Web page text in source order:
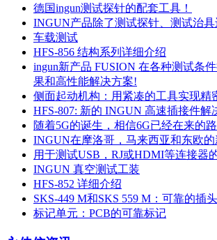
德国ingun测试探针的配套工具！
INGUN产品除了测试探针、测试治具
车载测试
HFS-856 结构系列详细介绍
ingun新产品 FUSION 在各种测试条
果和高性能解决方案!
侧面起动机构：用紧凑的工具实现精
HFS-807: 新的 INGUN 高速插接件解
随着5G的诞生，相信6G已经在来的路
INGUN在摩洛哥，马来西亚和东欧的
用于测试USB，RJ或HDMI等连接器
INGUN 真空测试工装
HFS-852 详细介绍
SKS-449 M和SKS 559 M：可靠的插
标记单元：PCB的可靠标记